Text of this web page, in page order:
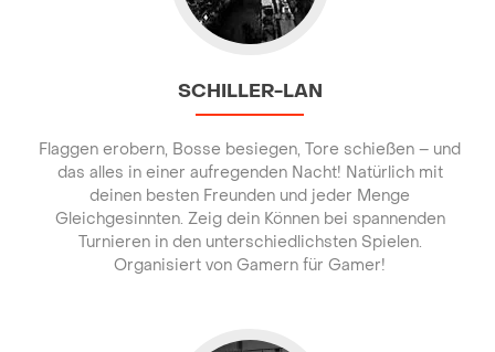
SCHILLER-LAN
Flaggen erobern, Bosse besiegen, Tore schießen – und
das alles in einer aufregenden Nacht! Natürlich mit
deinen besten Freunden und jeder Menge
Gleichgesinnten. Zeig dein Können bei spannenden
Turnieren in den unterschiedlichsten Spielen.
Organisiert von Gamern für Gamer!